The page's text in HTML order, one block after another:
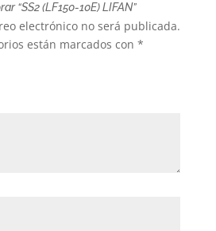
“SS2 (LF150-10E) LIFAN”
electrónico no será publicada.
están marcados con *